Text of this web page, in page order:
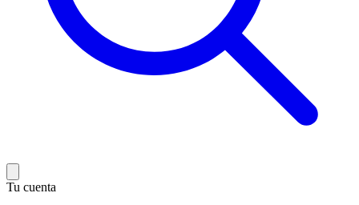
Tu cuenta